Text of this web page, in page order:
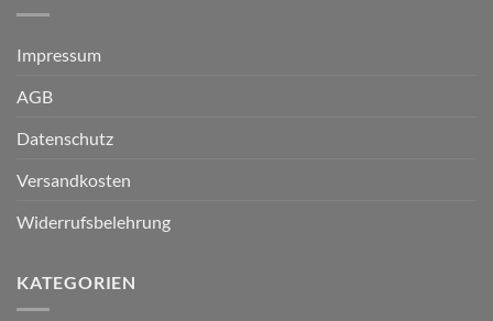
Impressum
AGB
Datenschutz
Versandkosten
Widerrufsbelehrung
KATEGORIEN